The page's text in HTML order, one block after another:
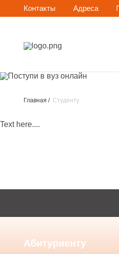
Контакты Адреса
Главная Студенту
Text here....
Абитуриенту